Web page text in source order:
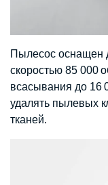
Пылесос оснащен
скоростью 85 000
всасывания до 16
удалять пылевых
тканей.